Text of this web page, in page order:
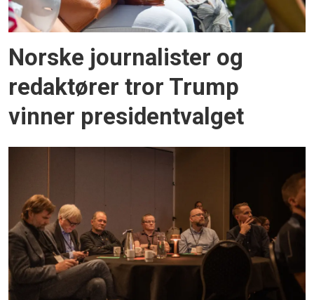
Norske journalister og
redaktører tror Trump
vinner presidentvalget